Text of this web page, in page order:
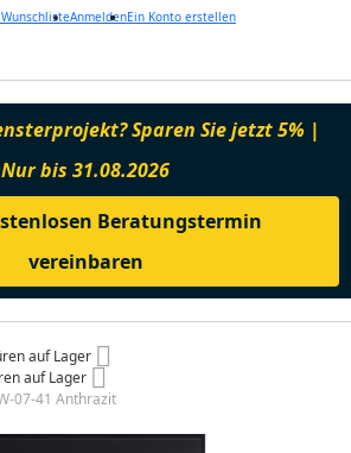
AnmeldenEin Konto erstellen
Sparen Sie jetzt 5% |
Nur bis 31.08.2026
Beratungstermin
vereinbaren
auf Lager
auf Lager
07-41 Anthrazit